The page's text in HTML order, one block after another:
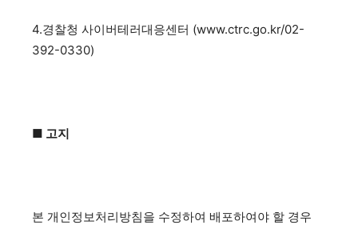
4.경찰청 사이버테러대응센터 (www.ctrc.go.kr/02-
392-0330)
■ 고지
본 개인정보처리방침을 수정하여 배포하여야 할 경우